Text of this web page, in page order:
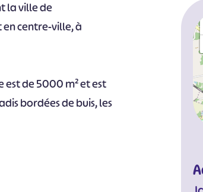
la ville de
en centre-ville, à
est de 5000 m² et est
bordées de buis, les